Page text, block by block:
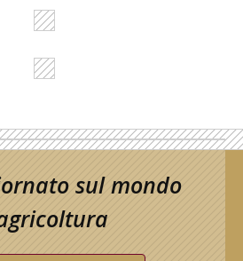
sul mondo